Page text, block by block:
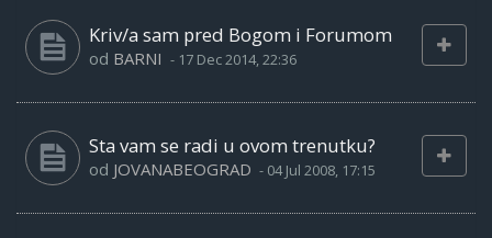
Kriv/a sam pred Bogom i Forumom
od BARNI - 17 Dec 2014, 22:36
Sta vam se radi u ovom trenutku?
od JOVANABEOGRAD - 04 Jul 2008, 17:15